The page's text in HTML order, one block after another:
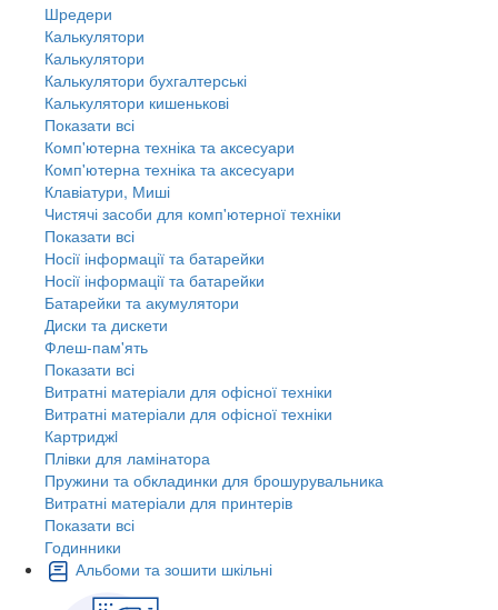
Шредери
Калькулятори
Калькулятори
Калькулятори бухгалтерські
Калькулятори кишенькові
Показати всі
Комп'ютерна техніка та аксесуари
Комп'ютерна техніка та аксесуари
Клавіатури, Миші
Чистячі засоби для комп'ютерної техніки
Показати всі
Носії інформації та батарейки
Носії інформації та батарейки
Батарейки та акумулятори
Диски та дискети
Флеш-пам'ять
Показати всі
Витратні матеріали для офісної техніки
Витратні матеріали для офісної техніки
Картриджi
Плівки для ламінатора
Пружини та обкладинки для брошурувальника
Витратні матеріали для принтерів
Показати всі
Годинники
Альбоми та зошити шкільні